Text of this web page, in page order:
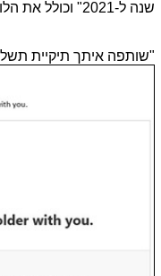
שנה ל-2021" וכולל את הלוגו של מיקרוסופט.
"שותפה איתך תיקיית תשלום